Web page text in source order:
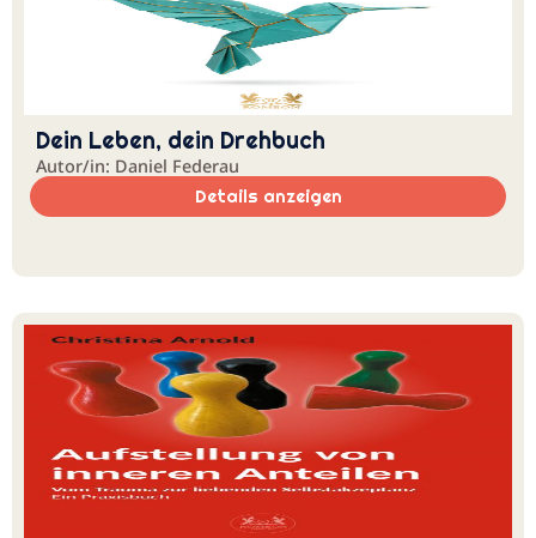
Dein Leben, dein Drehbuch
Autor/in: Daniel Federau
Details anzeigen